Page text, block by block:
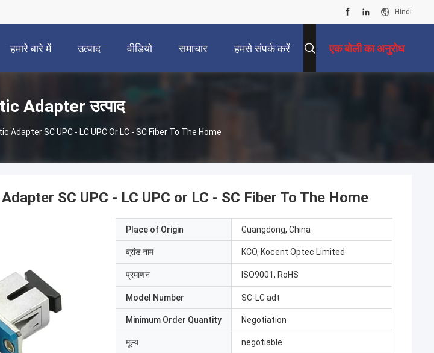
Hindi
हमारे बारे में उत्पाद वीडियो समाचार हमसे संपर्क करें एक बोली का अनुरोध
Adapter उत्पाद
Adapter SC UPC - LC UPC Or LC - SC Fiber To The Home
SC UPC - LC UPC or LC - SC Fiber To The Home
Place of Origin Guangdong, China
ब्रांड नाम KCO, Kocent Optec Limited
प्रमाणन ISO9001, RoHS
Model Number SC-LC adt
Minimum Order Quantity Negotiation
मूल्य negotiable